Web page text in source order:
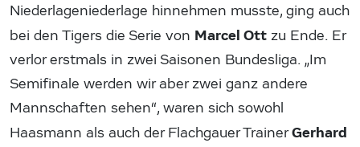
Niederlageniederlage hinnehmen musste, ging auch
bei den Tigers die Serie von Marcel Ott zu Ende. Er
verlor erstmals in zwei Saisonen Bundesliga. „Im
Semifinale werden wir aber zwei ganz andere
Mannschaften sehen“, waren sich sowohl
Haasmann als auch der Flachgauer TrainerGerhard